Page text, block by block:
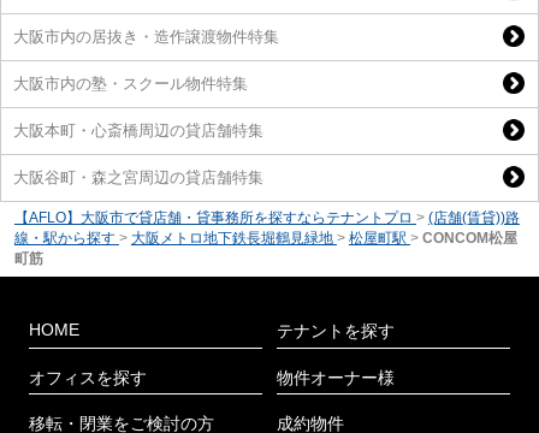
大阪市内の居抜き・造作譲渡物件特集
大阪市内の塾・スクール物件特集
大阪本町・心斎橋周辺の貸店舗特集
大阪谷町・森之宮周辺の貸店舗特集
【AFLO】大阪市で貸店舗・貸事務所を探すならテナントプロ > (店舗(賃貸))路
線・駅から探す > 大阪メトロ地下鉄長堀鶴見緑地 > 松屋町駅 > CONCOM松屋
町筋
HOME
オフィスを探す
移転・閉業をご検討の方
テナントを探す
物件オーナー様
成約物件